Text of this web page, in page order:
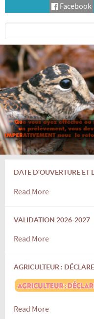
Facebook
DATE D'OUVERTURE ET
Read More
VALIDATION 2026-2027
Read More
AGRICULTEUR :
Read More